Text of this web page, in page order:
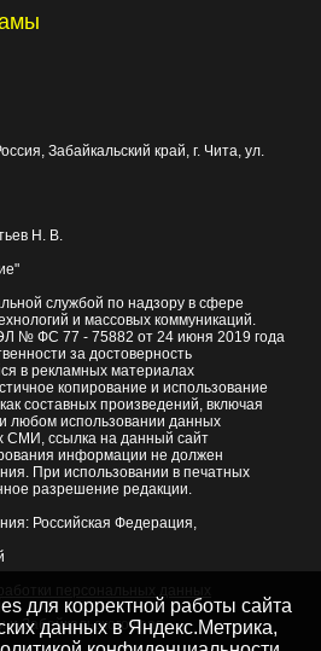
Забайкальский край, г. Чита, ул.
Н. В.
службой по надзору в сфере
и массовых коммуникаций.
№ ФС 77 - 75882 от 24 июня 2019 года
за достоверность
в рекламных материалах
копирование и использование
составных произведений, включая
любом использовании данных
СМИ, ссылка на данный сайт
информации не должен
При использовании в печатных
разрешение редакции.
Российская Федерация,
Забайкальского края
для корректной работы сайта
данных в Яндекс.Метрика,